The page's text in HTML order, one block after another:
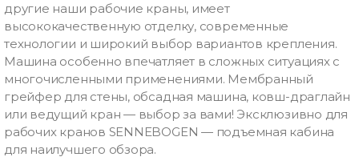
другие наши рабочие краны, имеет
высококачественную отделку, современные
технологии и широкий выбор вариантов крепления.
Машина особенно впечатляет в сложных ситуациях с
многочисленными применениями. Мембранный
грейфер для стены, обсадная машина, ковш-драглайн
или ведущий кран — выбор за вами! Эксклюзивно для
рабочих кранов SENNEBOGEN — подъемная кабина
для наилучшего обзора.